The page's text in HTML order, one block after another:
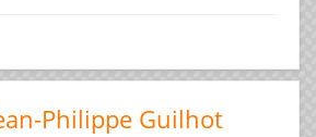
Philippe Guilhot